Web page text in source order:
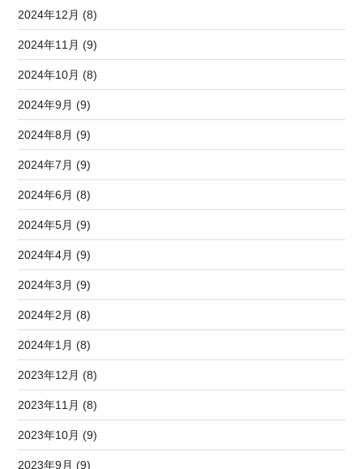
2024年12月 (8)
2024年11月 (9)
2024年10月 (8)
2024年9月 (9)
2024年8月 (9)
2024年7月 (9)
2024年6月 (8)
2024年5月 (9)
2024年4月 (9)
2024年3月 (9)
2024年2月 (8)
2024年1月 (8)
2023年12月 (8)
2023年11月 (8)
2023年10月 (9)
2023年9月 (9)